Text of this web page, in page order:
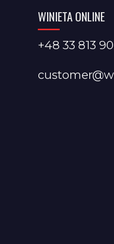
WINIETA ONLINE
+48 33 813